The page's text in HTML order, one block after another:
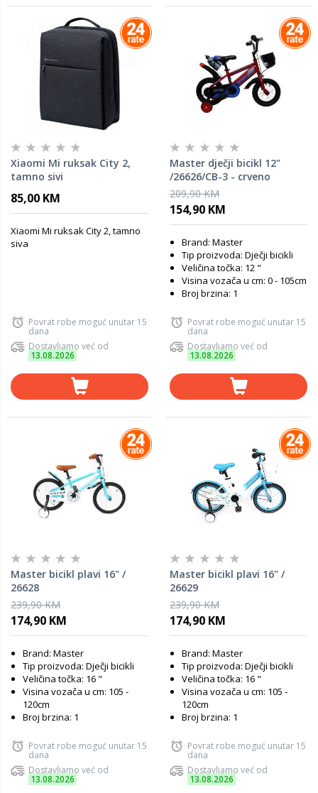
Xiaomi Mi ruksak City 2,
tamno sivi
85,00 KM
Xiaomi Mi ruksak City 2, tamno
siva
Povrat robe moguć unutar 15
dana
Dostavljamo već od
13.08.2026
Master dječji bicikl 12"
/26626/CB-3 - crveno
209,90 KM
154,90 KM
Brand: Master
Tip proizvoda: Dječji bicikli
Veličina točka: 12 "
Visina vozača u cm: 0 - 105cm
Broj brzina: 1
Povrat robe moguć unutar 15
dana
Dostavljamo već od
13.08.2026
Master bicikl plavi 16" /
26628
239,90 KM
174,90 KM
Brand: Master
Tip proizvoda: Dječji bicikli
Veličina točka: 16 "
Visina vozača u cm: 105 -
120cm
Broj brzina: 1
Povrat robe moguć unutar 15
dana
Dostavljamo već od
13.08.2026
Master bicikl plavi 16" /
26629
239,90 KM
174,90 KM
Brand: Master
Tip proizvoda: Dječji bicikli
Veličina točka: 16 "
Visina vozača u cm: 105 -
120cm
Broj brzina: 1
Povrat robe moguć unutar 15
dana
Dostavljamo već od
13.08.2026